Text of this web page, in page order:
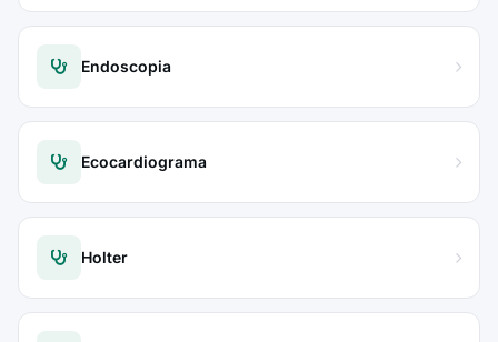
Endoscopia
Ecocardiograma
Holter